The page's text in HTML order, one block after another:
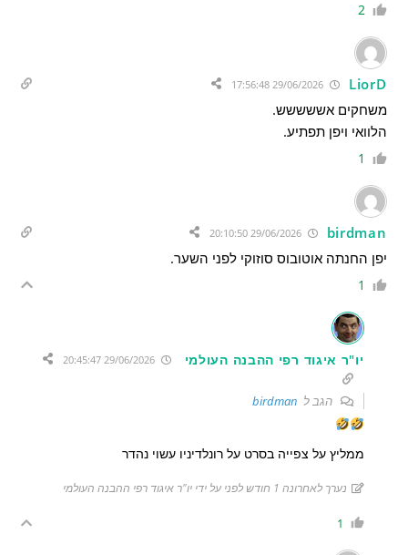
2
LiorD
משחקים אששששש.
הלוואי ויפן תפתיע.
1
birdman
29/06/2026 20:10:50
יפן החנתה אוטובוס סוזוקי לפני השער.
1
יו"ר איגוד רפי ההבנה העולמי 29/06/2026 20:45:47
הגב ל birdman
ממליץ על צפייה בסרט על רונלדיניו עשוי נהדר
נערך לאחרונה 1 חודש לפני על ידי יו"ר איגוד רפי ההבנה העולמי
1